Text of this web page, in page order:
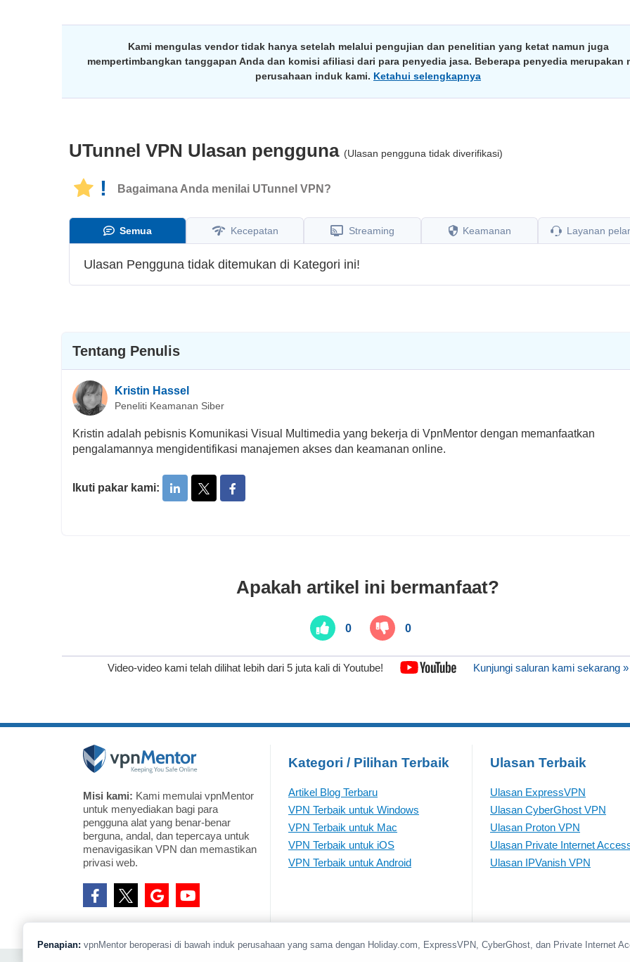
Kami mengulas vendor tidak hanya setelah melalui pengujian dan penelitian yang ketat namun juga
mempertimbangkan tanggapan Anda dan komisi afiliasi dari para penyedia jasa. Beberapa penyedia merupakan
perusahaan induk kami. Ketahui selengkapnya
UTunnel VPN Ulasan pengguna (Ulasan pengguna tidak diverifikasi)
! Bagaimana Anda menilai UTunnel VPN?
Semua Kecepatan Streaming Keamanan Layanan
Ulasan Pengguna tidak ditemukan di Kategori ini!
Tentang Penulis
Kristin Hassel
Peneliti Keamanan Siber
Kristin adalah pebisnis Komunikasi Visual Multimedia yang bekerja di VpnMentor dengan memanfaatkan
pengalamannya mengidentifikasi manajemen akses dan keamanan online.
Ikuti pakar kami:
Apakah artikel ini bermanfaat?
0 0
Video-video kami telah dilihat lebih dari 5 juta kali di Youtube! Kunjungi saluran kami sekarang »
Misi kami: Kami memulai vpnMentor
untuk menyediakan bagi para
pengguna alat yang benar-benar
berguna, andal, dan tepercaya untuk
menavigasikan VPN dan memastikan
privasi web.
Kategori / Pilihan Terbaik
Artikel Blog Terbaru
VPN Terbaik untuk Windows
VPN Terbaik untuk Mac
VPN Terbaik untuk iOS
VPN Terbaik untuk Android
Ulasan Terbaik
Ulasan ExpressVPN
Ulasan CyberGhost VPN
Ulasan Proton VPN
Ulasan Private Internet
Ulasan IPVanish VPN
Penapian: vpnMentor beroperasi di bawah induk perusahaan yang sama dengan Holiday.com, ExpressVPN, CyberGhost, dan Private Internet